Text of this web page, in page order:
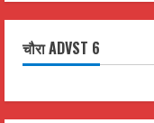
चौरा ADVST 6